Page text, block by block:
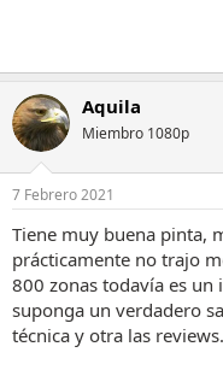
Aquila
Miembro 1080p
7 Febrero 2021
Tiene muy buena pinta,
prácticamente no trajo
800 zonas todavía es
suponga un verdadero
técnica y otra las reviews.